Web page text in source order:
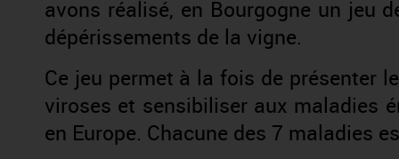
avons réalisé, en Bourgogne un jeu
dépérissements de la vigne.
Ce jeu permet à la fois de présenter
viroses et sensibiliser aux maladies
en Europe. Chacune des 7 maladies